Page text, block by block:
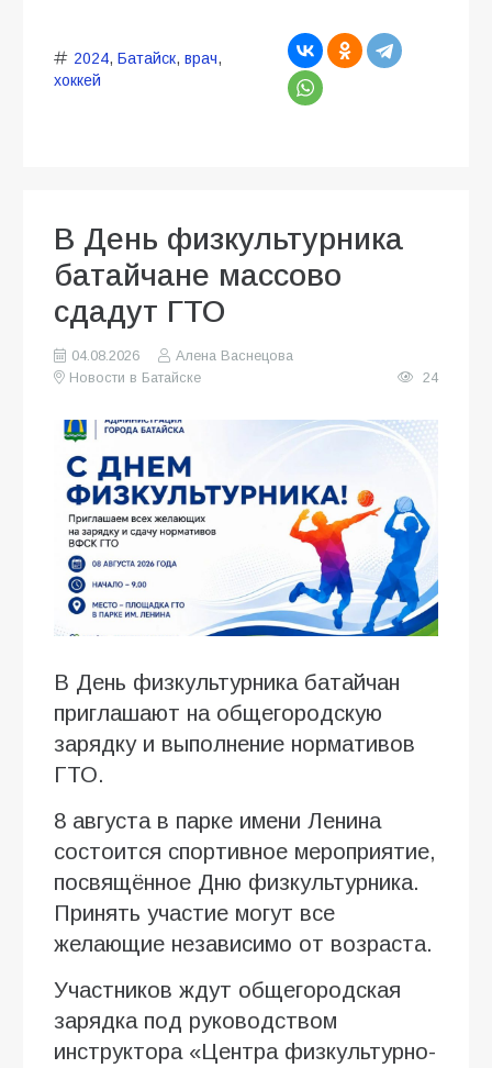
2024, Батайск, врач,
хоккей
В День физкультурника
батайчане массово
сдадут ГТО
04.08.2026
Алена Васнецова
Новости в Батайске
24
В День физкультурника батайчан
приглашают на общегородскую
зарядку и выполнение нормативов
ГТО.
8 августа в парке имени Ленина
состоится спортивное мероприятие,
посвящённое Дню физкультурника.
Принять участие могут все
желающие независимо от возраста.
Участников ждут общегородская
зарядка под руководством
инструктора «Центра физкультурно-